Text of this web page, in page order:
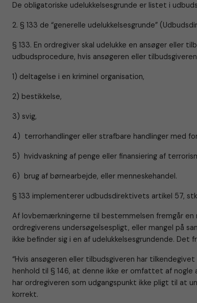
De obligatoriske udelukkelsesgrunde er listet i
2. § 133 de “generelle udelukkelsesgrunde”
§ 133. En ordregiver skal udelukke en ansøger eller
udbudsprocedure, hvis ansøgeren eller
1) deltagelse i en kriminel organisation,
2) bestikkelse,
3) svig,
4) terrorhandlinger eller strafbare handlinger med
5) hvidvaskning af penge eller finansiering af
6) brug af børnearbejde, eller menneskehandel.
§ 133 implementerer udbudsdirektivets artikel 57,
Af lovbemærkningerne til bestemmelsen fremgår
ordregiverens undersøgelsespligt, eller mangel på
ikke befinder sig i en af udelukkelsesgrundende. Det
“Hvis ansøgeren eller tilbudsgiveren har
henhold til § 146, at denne ikke er omfattet af nogle
har ordregiveren som udgangspunkt ikke pligt til at
korrekt.